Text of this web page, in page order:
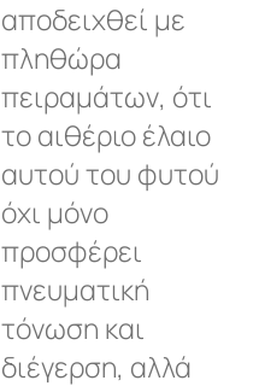
αποδειχθεί με
πληθώρα
πειραμάτων, ότι
το αιθέριο έλαιο
αυτού του φυτού
όχι μόνο
προσφέρει
πνευματική
τόνωση και
διέγερση, αλλά